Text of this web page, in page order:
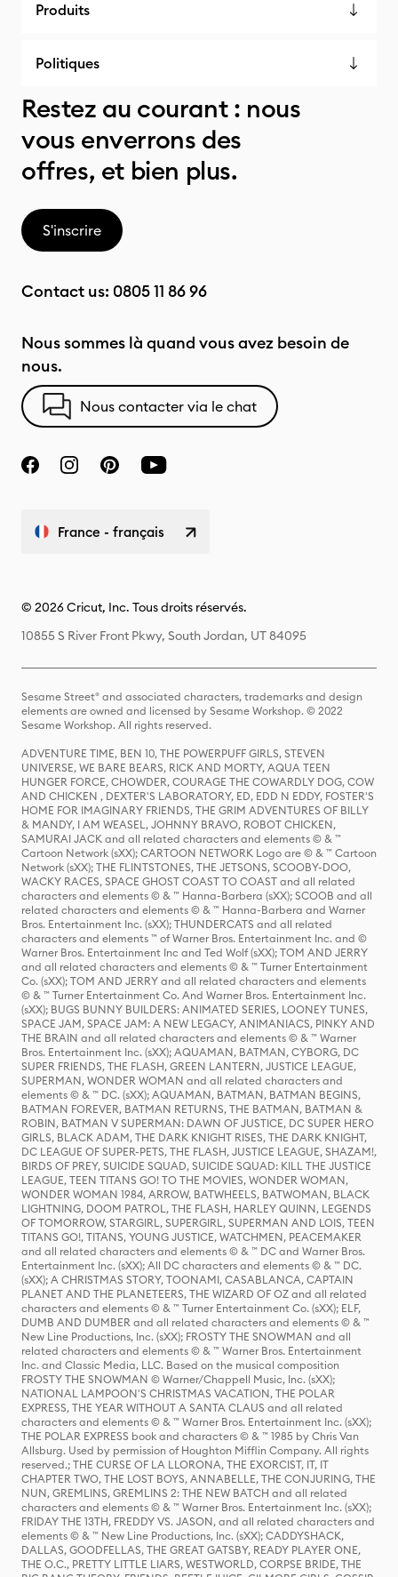
Produits
Politiques
Restez au courant : nous
vous enverrons des
offres, et bien plus.
S'inscrire
Contact us: 0805 11 86 96
Nous sommes là quand vous avez besoin de
nous.
Nous contacter via le chat
France - français
© 2026 Cricut, Inc. Tous droits réservés.
10855 S River Front Pkwy, South Jordan, UT 84095
Sesame Street® and associated characters, trademarks and design
elements are owned and licensed by Sesame Workshop. © 2022
Sesame Workshop. All rights reserved.
ADVENTURE TIME, BEN 10, THE POWERPUFF GIRLS, STEVEN
UNIVERSE, WE BARE BEARS, RICK AND MORTY, AQUA TEEN
HUNGER FORCE, CHOWDER, COURAGE THE COWARDLY DOG, COW
AND CHICKEN , DEXTER'S LABORATORY, ED, EDD N EDDY, FOSTER'S
HOME FOR IMAGINARY FRIENDS, THE GRIM ADVENTURES OF BILLY
& MANDY, I AM WEASEL, JOHNNY BRAVO, ROBOT CHICKEN,
SAMURAI JACK and all related characters and elements © & ™
Cartoon Network (sXX); CARTOON NETWORK Logo are © & ™ Cartoon
Network (sXX); THE FLINTSTONES, THE JETSONS, SCOOBY-DOO,
WACKY RACES, SPACE GHOST COAST TO COAST and all related
characters and elements © & ™ Hanna-Barbera (sXX); SCOOB and all
related characters and elements © & ™ Hanna-Barbera and Warner
Bros. Entertainment Inc. (sXX); THUNDERCATS and all related
characters and elements ™ of Warner Bros. Entertainment Inc. and ©
Warner Bros. Entertainment Inc and Ted Wolf (sXX); TOM AND JERRY
and all related characters and elements © & ™ Turner Entertainment
Co. (sXX); TOM AND JERRY and all related characters and elements
© & ™ Turner Entertainment Co. And Warner Bros. Entertainment Inc.
(sXX); BUGS BUNNY BUILDERS: ANIMATED SERIES, LOONEY TUNES,
SPACE JAM, SPACE JAM: A NEW LEGACY, ANIMANIACS, PINKY AND
THE BRAIN and all related characters and elements © & ™ Warner
Bros. Entertainment Inc. (sXX); AQUAMAN, BATMAN, CYBORG, DC
SUPER FRIENDS, THE FLASH, GREEN LANTERN, JUSTICE LEAGUE,
SUPERMAN, WONDER WOMAN and all related characters and
elements © & ™ DC. (sXX); AQUAMAN, BATMAN, BATMAN BEGINS,
BATMAN FOREVER, BATMAN RETURNS, THE BATMAN, BATMAN &
ROBIN, BATMAN V SUPERMAN: DAWN OF JUSTICE, DC SUPER HERO
GIRLS, BLACK ADAM, THE DARK KNIGHT RISES, THE DARK KNIGHT,
DC LEAGUE OF SUPER-PETS, THE FLASH, JUSTICE LEAGUE, SHAZAM!,
BIRDS OF PREY, SUICIDE SQUAD, SUICIDE SQUAD: KILL THE JUSTICE
LEAGUE, TEEN TITANS GO! TO THE MOVIES, WONDER WOMAN,
WONDER WOMAN 1984, ARROW, BATWHEELS, BATWOMAN, BLACK
LIGHTNING, DOOM PATROL, THE FLASH, HARLEY QUINN, LEGENDS
OF TOMORROW, STARGIRL, SUPERGIRL, SUPERMAN AND LOIS, TEEN
TITANS GO!, TITANS, YOUNG JUSTICE, WATCHMEN, PEACEMAKER
and all related characters and elements © & ™ DC and Warner Bros.
Entertainment Inc. (sXX); All DC characters and elements © & ™ DC.
(sXX); A CHRISTMAS STORY, TOONAMI, CASABLANCA, CAPTAIN
PLANET AND THE PLANETEERS, THE WIZARD OF OZ and all related
characters and elements © & ™ Turner Entertainment Co. (sXX); ELF,
DUMB AND DUMBER and all related characters and elements © & ™
New Line Productions, Inc. (sXX); FROSTY THE SNOWMAN and all
related characters and elements © & ™ Warner Bros. Entertainment
Inc. and Classic Media, LLC. Based on the musical composition
FROSTY THE SNOWMAN © Warner/Chappell Music, Inc. (sXX);
NATIONAL LAMPOON'S CHRISTMAS VACATION, THE POLAR
EXPRESS, THE YEAR WITHOUT A SANTA CLAUS and all related
characters and elements © & ™ Warner Bros. Entertainment Inc. (sXX);
THE POLAR EXPRESS book and characters © & ™ 1985 by Chris Van
Allsburg. Used by permission of Houghton Mifflin Company. All rights
reserved.; THE CURSE OF LA LLORONA, THE EXORCIST, IT, IT
CHAPTER TWO, THE LOST BOYS, ANNABELLE, THE CONJURING, THE
NUN, GREMLINS, GREMLINS 2: THE NEW BATCH and all related
characters and elements © & ™ Warner Bros. Entertainment Inc. (sXX);
FRIDAY THE 13TH, FREDDY VS. JASON, and all related characters and
elements © & ™ New Line Productions, Inc. (sXX); CADDYSHACK,
DALLAS, GOODFELLAS, THE GREAT GATSBY, READY PLAYER ONE,
THE O.C., PRETTY LITTLE LIARS, WESTWORLD, CORPSE BRIDE, THE